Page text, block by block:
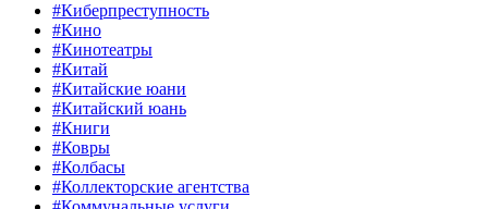
#Киберпреступность
#Кино
#Кинотеатры
#Китай
#Китайские юани
#Китайский юань
#Книги
#Ковры
#Колбасы
#Коллекторские агентства